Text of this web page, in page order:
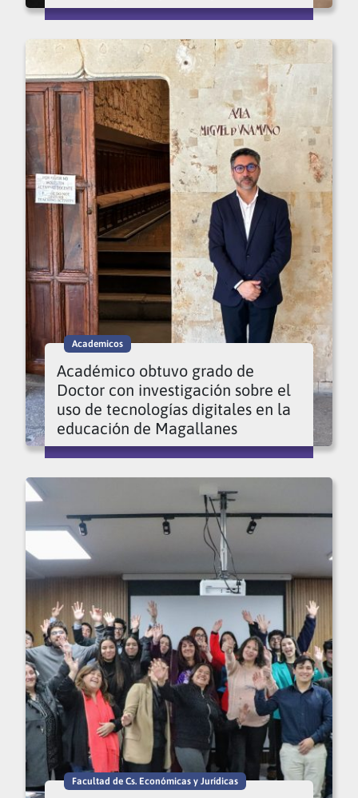
Academicos
Académico obtuvo grado de
Doctor con investigación sobre el
uso de tecnologías digitales en la
educación de Magallanes
Facultad de Cs. Económicas y Jurídicas